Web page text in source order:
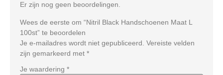
Er zijn nog geen beoordelingen.
Wees de eerste om “Nitril Black Handschoenen Maat L
100st” te beoordelen
Je e-mailadres wordt niet gepubliceerd. Vereiste velden
zijn gemarkeerd met *
Je waardering *